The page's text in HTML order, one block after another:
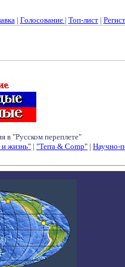
| Голосование | Топ-лист|
в "Русском переплете"
и жизнь" | "Terra & Comp" | Научно-